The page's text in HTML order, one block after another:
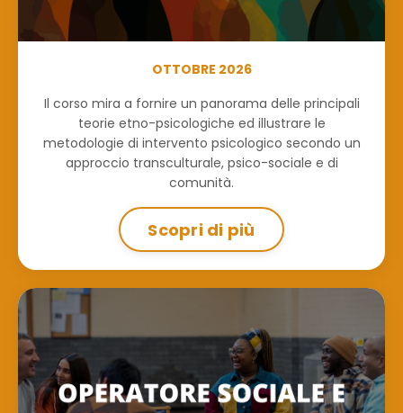
OTTOBRE 2026
Il corso mira a fornire un panorama delle principali
teorie etno-psicologiche ed illustrare le
metodologie di intervento psicologico secondo un
approccio transculturale, psico-sociale e di
comunità.
Scopri di più